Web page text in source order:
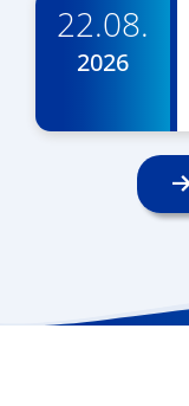
22.08.
2026